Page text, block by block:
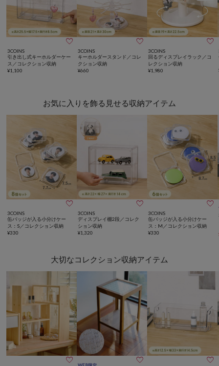

3COINS
引き出し式キーホルダーケー
ス／コレクション収納
¥1,100

3COINS
キーホルダースタンド／コレ
クション収納
¥660

3COINS
回るディスプレイラック／コ
レクション収納
¥1,980
お気に入りを飾る見せる収納アイテム

3COINS
缶バッジが入る小分けケー
ス：S／コレクション収納
¥330

3COINS
ディスプレイ棚2段／コレク
ション収納
¥1,320

3COINS
缶バッジが入る小分けケー
ス：M／コレクション収納
¥330
大切なコレクション収納アイテム
  